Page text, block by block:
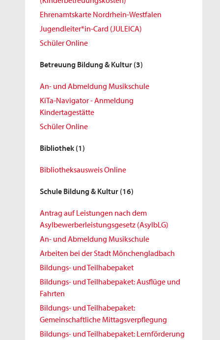
Ehrenamtskarte Nordrhein-Westfalen
Jugendleiter*in-Card (JULEICA)
Schüler Online
Betreuung Bildung & Kultur (3)
An- und Abmeldung Musikschule
KiTa-Navigator - Anmeldung
Kindertagestätte
Schüler Online
Bibliothek (1)
Bibliotheksausweis Online
Schule Bildung & Kultur (16)
Antrag auf Leistungen nach dem
Asylbewerberleistungsgesetz (AsylbLG)
An- und Abmeldung Musikschule
Arbeiten bei der Stadt Mönchengladbach
Bildungs- und Teilhabepaket
Bildungs- und Teilhabepaket: Ausflüge und
Fahrten
Bildungs- und Teilhabepaket:
Gemeinschaftliche Mittagsverpflegung
Bildungs- und Teilhabepaket: Lernförderung